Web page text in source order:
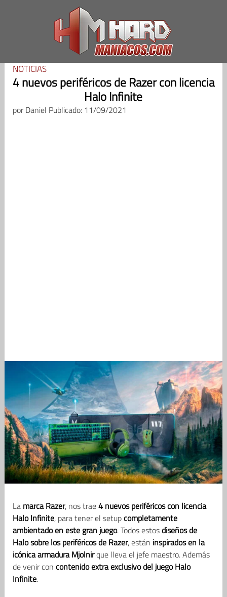
NOTICIAS
4 nuevos periféricos de Razer con licencia
Halo Infinite
porDaniel Publicado: 11/09/2021
La marca Razer, nos trae4 nuevos periféricos con licencia
Halo Infinite, para tener el setupcompletamente
ambientado en este gran juego. Todos estosdiseños de
Halo sobre los periféricos de Razer, están inspirados en la
icónica armadura Mjolnirque lleva el jefe maestro. Además
de venir con contenido extra exclusivo del juego Halo
Infinite.